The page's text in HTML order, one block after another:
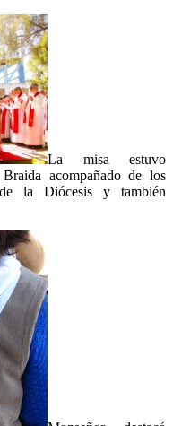
La misa estuvo
acompañado de los
la Diócesis y también